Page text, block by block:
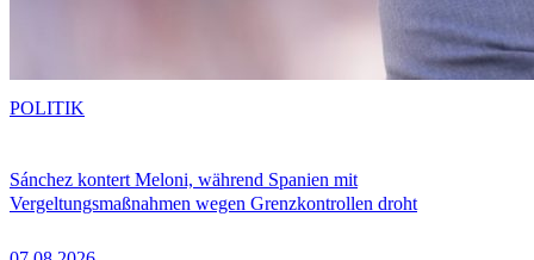
Sánchez kontert Meloni, während Spanien mit
Vergeltungsmaßnahmen wegen Grenzkontrollen droht
POLITIK